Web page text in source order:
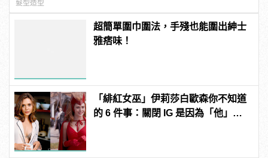
髮型造型
超簡單圍巾圍法，手殘也能圍出紳士
雅痞味！
「緋紅女巫」伊莉莎白歐森你不知道
的 6 件事：關閉 IG 是因為「他」？